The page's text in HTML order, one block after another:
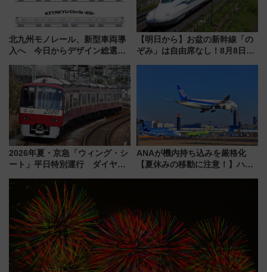
北九州モノレール、新型車両導
入へ 今日からデザイン総選挙
【明日から】お盆の新幹線「の
ぞみ」は自由席なし！8月8日午
雑避ける「空席」探しのコツ
2026年夏・京急「ウィング・シ
ート」平日特別運行 ダイヤ・
三浦海岸を堪能できるお出かけ
プランもご紹介
ANAが機内持ち込みを厳格化
【夏休みの移動に注意！】ハン